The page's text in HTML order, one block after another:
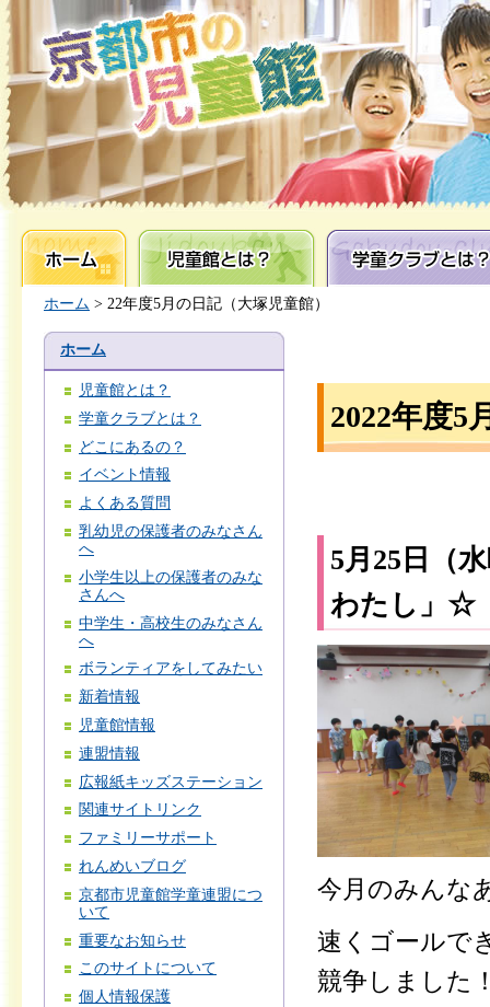
ホーム 児童館とは？ 学童クラブとは？
ホーム > 22年度5月の日記（大塚児童館）
ホーム
児童館とは？
学童クラブとは？
どこにあるの？
イベント情報
よくある質問
乳幼児の保護者のみなさん
へ
小学生以上の保護者のみな
さんへ
中学生・高校生のみなさん
へ
ボランティアをしてみたい
新着情報
児童館情報
連盟情報
広報紙キッズステーション
関連サイトリンク
ファミリーサポート
れんめいブログ
京都市児童館学童連盟につ
いて
重要なお知らせ
このサイトについて
個人情報保護
2022年度5
5月25日（
わたし」☆
今月のみんな
速くゴールで
競争しました